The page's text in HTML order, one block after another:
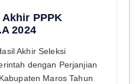
PPPK
2024
Akhir Seleksi
dengan Perjanjian
Maros Tahun